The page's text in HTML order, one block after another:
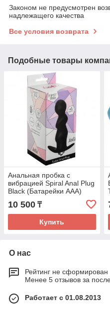
Законом не предусмотрен
надлежащего качества
Все условия возврата
Подобные товары
Анальная пробка с
вибрацией Spiral Anal Plug
Black (Батарейки ААА)
5008-03lola
10 500 ₸
Купить
О нас
Рейтинг не сформирован
Менее 5 отзывов за
Работает с 01.08.2013